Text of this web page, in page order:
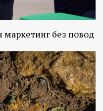
маркетинг без повод